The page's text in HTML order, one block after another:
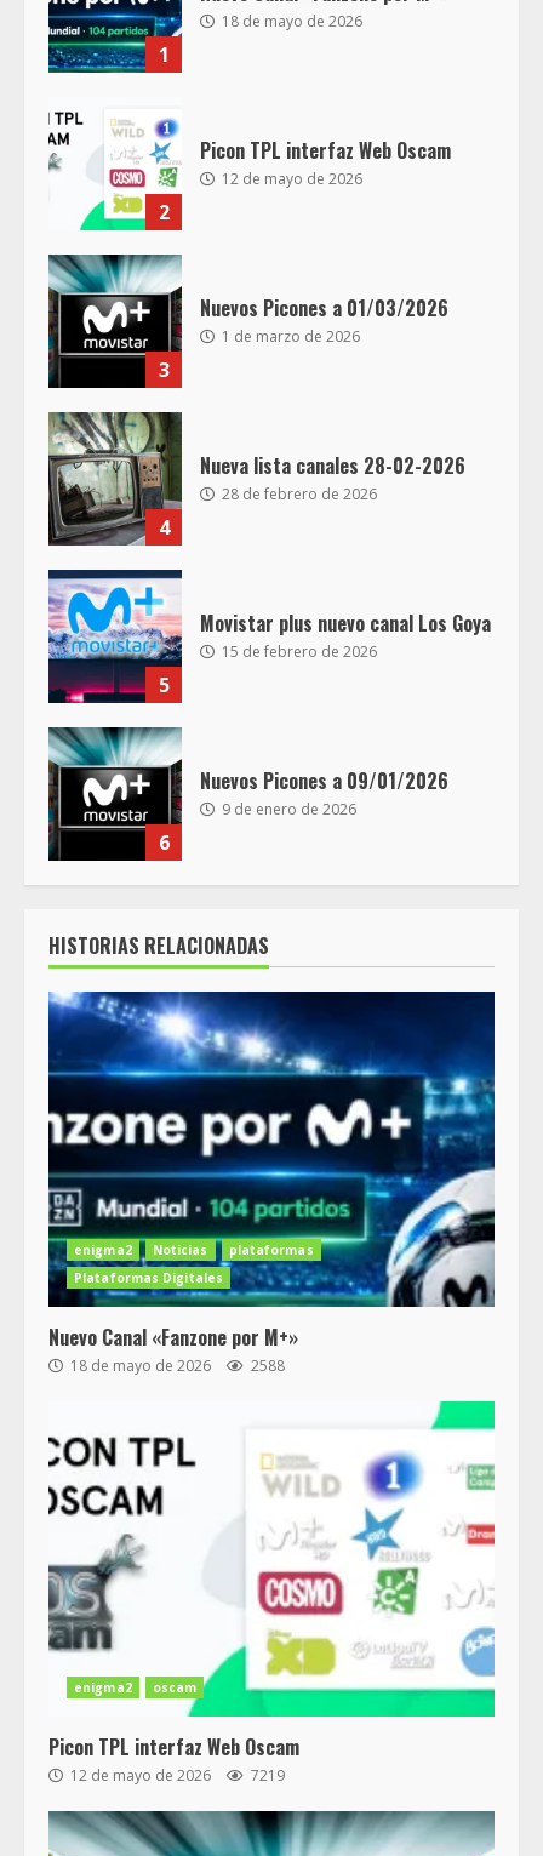
1
18 de mayo de 2026
2
Picon TPL interfaz Web Oscam
12 de mayo de 2026
3
Nuevos Picones a 01/03/2026
1 de marzo de 2026
4
Nueva lista canales 28-02-2026
28 de febrero de 2026
5
Movistar plus nuevo canal Los Goya
15 de febrero de 2026
6
Nuevos Picones a 09/01/2026
9 de enero de 2026
HISTORIAS RELACIONADAS
enigma2 Noticias
plataformas
Plataformas Digitales
Nuevo Canal «Fanzone por M+»
18 de mayo de 2026 2588
enigma2 oscam
Picon TPL interfaz Web Oscam
12 de mayo de 2026 7219